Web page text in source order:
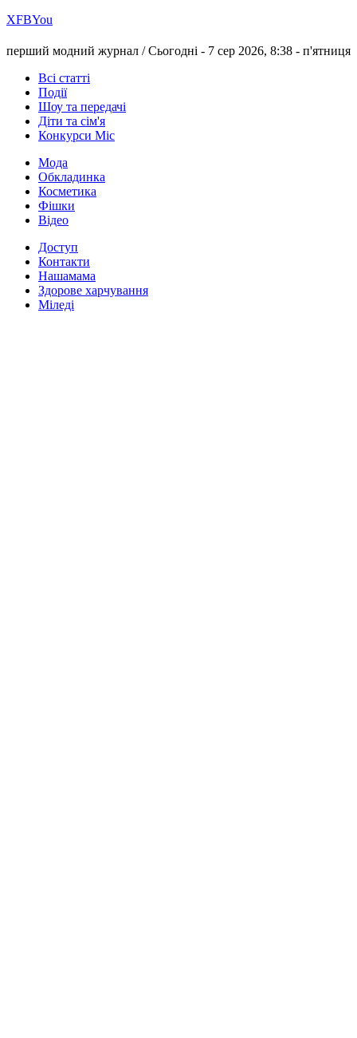
ХFBYou
перший модний журнал /Сьогодні - 7 сер 2026, 8:38 - п'ятниця
Всі статті
Події
Шоу та передачі
Діти та сім'я
Конкурси Міс
Мода
Обкладинка
Косметика
Фішки
Відео
Доступ
Контакти
Нашамама
Здорове харчування
Міледі